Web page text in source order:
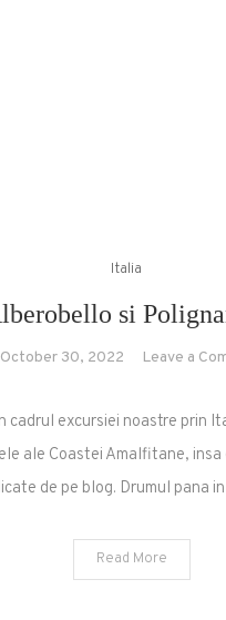
Italia
si
October 30, 2022 Leave a
excursiei noastre prin
ale Coastei Amalfitane,
de pe blog. Drumul pana
Read More